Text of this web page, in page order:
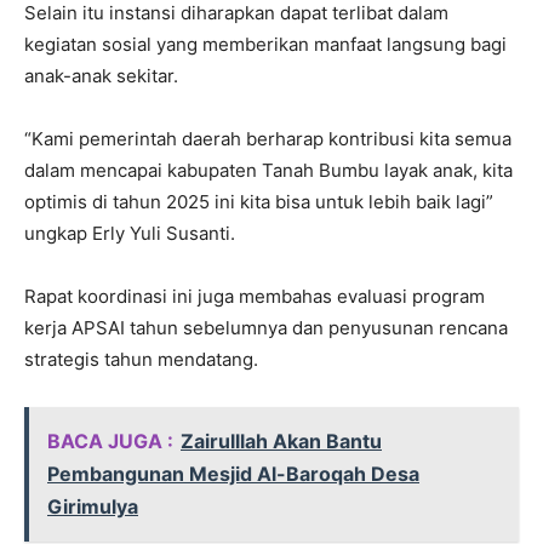
Selain itu instansi diharapkan dapat terlibat dalam
kegiatan sosial yang memberikan manfaat langsung bagi
anak-anak sekitar.
“Kami pemerintah daerah berharap kontribusi kita semua
dalam mencapai kabupaten Tanah Bumbu layak anak, kita
optimis di tahun 2025 ini kita bisa untuk lebih baik lagi”
ungkap Erly Yuli Susanti.
Rapat koordinasi ini juga membahas evaluasi program
kerja APSAI tahun sebelumnya dan penyusunan rencana
strategis tahun mendatang.
BACA JUGA : Zairulllah Akan Bantu
Pembangunan Mesjid Al-Baroqah Desa
Girimulya